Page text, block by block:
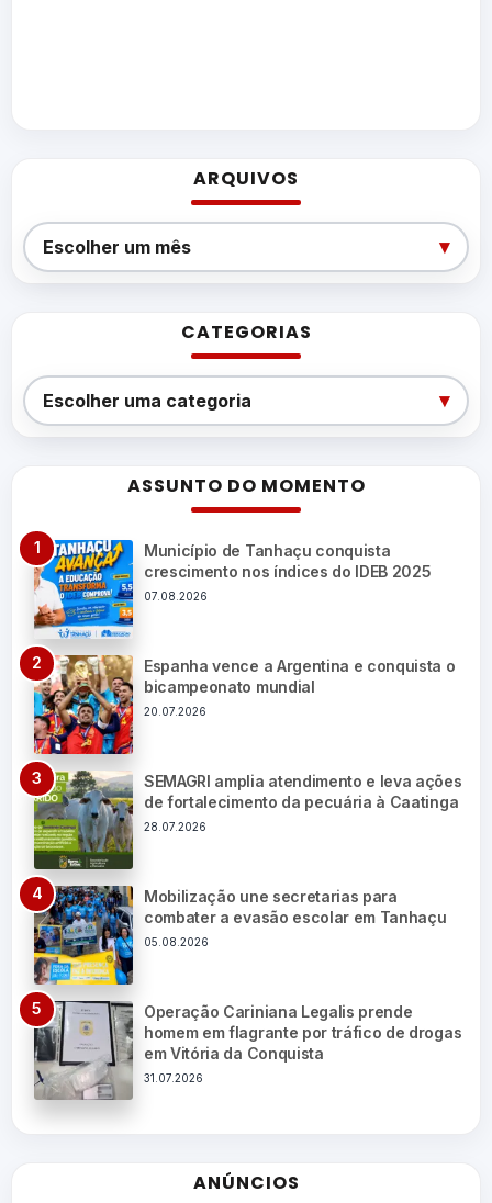
ARQUIVOS
Arquivos
Escolher um mês ▾
CATEGORIAS
Categorias
Escolher uma categoria ▾
ASSUNTO DO MOMENTO
Município de Tanhaçu conquista
crescimento nos índices do IDEB 2025
07.08.2026
Espanha vence a Argentina e conquista o
bicampeonato mundial
20.07.2026
SEMAGRI amplia atendimento e leva ações
de fortalecimento da pecuária à Caatinga
28.07.2026
Mobilização une secretarias para
combater a evasão escolar em Tanhaçu
05.08.2026
Operação Cariniana Legalis prende
homem em flagrante por tráfico de drogas
em Vitória da Conquista
31.07.2026
ANÚNCIOS